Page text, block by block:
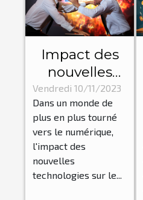
Impact des
nouvelles
technologies
sur le
dynamisme
des affaires
Vendredi 10/11/2023
Dans un monde de
plus en plus tourné
vers le numérique,
l'impact des
nouvelles
technologies sur le...